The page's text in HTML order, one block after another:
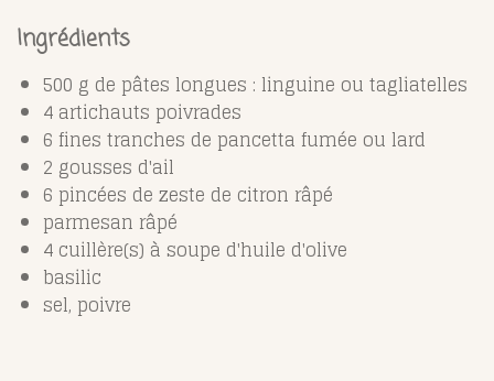
Ingrédients
500 g de pâtes longues : linguine ou tagliatelles
4 artichauts poivrades
6 fines tranches de pancetta fumée ou lard
2 gousses d'ail
6 pincées de zeste de citron râpé
parmesan râpé
4 cuillère(s) à soupe d'huile d'olive
basilic
sel, poivre